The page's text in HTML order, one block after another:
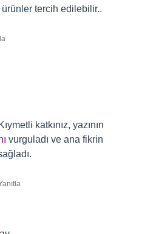
ürünler tercih edilebilir..
katkınız, yazının
vurguladı ve ana fikrin